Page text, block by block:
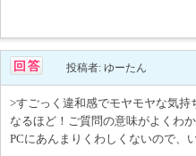
投稿者: ゆーたん
>すごっく違和感でモヤモヤな気
なるほど！ご質問の意味がよくわ
PCにあんまりくわしくないので、